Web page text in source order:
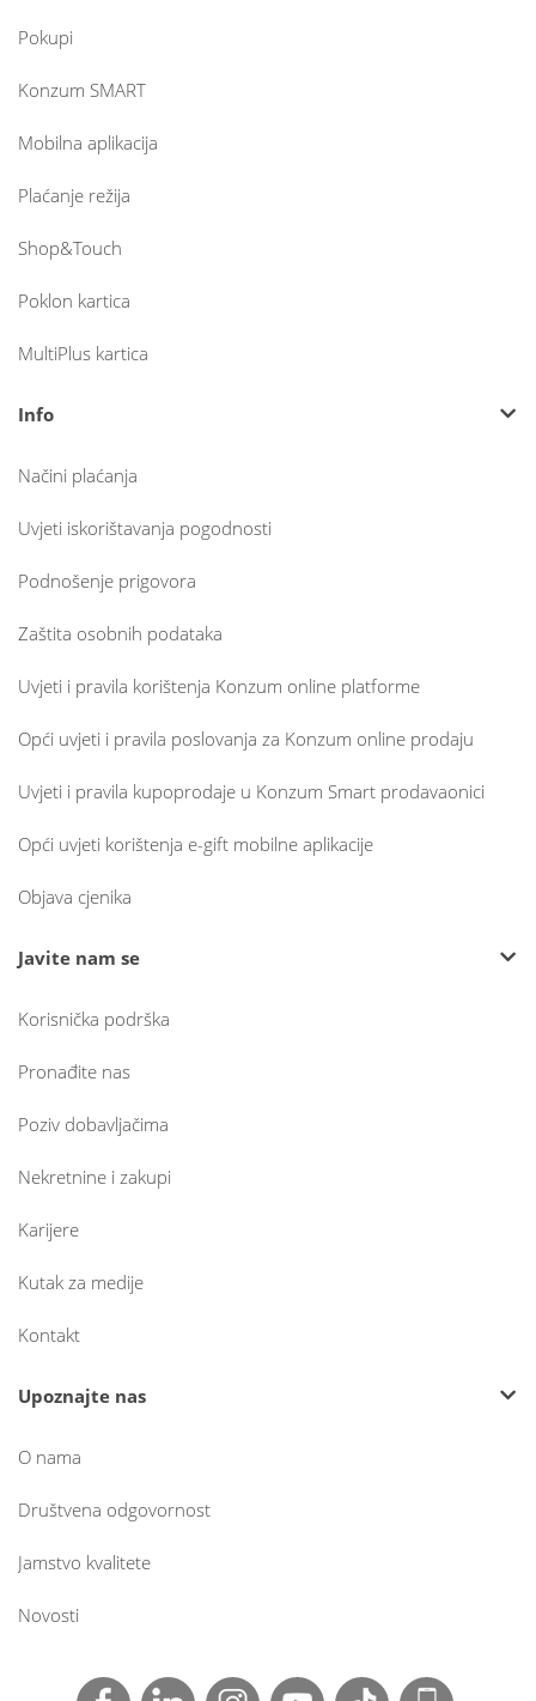
Pokupi
Konzum SMART
Mobilna aplikacija
Plaćanje režija
Shop&Touch
Poklon kartica
MultiPlus kartica
Info
Načini plaćanja
Uvjeti iskorištavanja pogodnosti
Podnošenje prigovora
Zaštita osobnih podataka
Uvjeti i pravila korištenja Konzum online platforme
Opći uvjeti i pravila poslovanja za Konzum online prodaju
Uvjeti i pravila kupoprodaje u Konzum Smart prodavaonici
Opći uvjeti korištenja e-gift mobilne aplikacije
Objava cjenika
Javite nam se
Korisnička podrška
Pronađite nas
Poziv dobavljačima
Nekretnine i zakupi
Karijere
Kutak za medije
Kontakt
Upoznajte nas
O nama
Društvena odgovornost
Jamstvo kvalitete
Novosti